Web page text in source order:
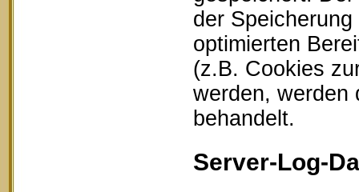
der
optimierten
(z.B. Cookies
werden, werden
behandelt.
Server-Log-